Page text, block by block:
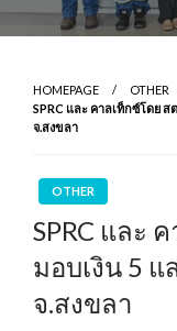
HOMEPAGE
OTHER
SPRC และ คาลเท็กซ์โดย
จ.สงขลา
OTHER
SPRC และ
มอบเงิน 5
จ.สงขลา